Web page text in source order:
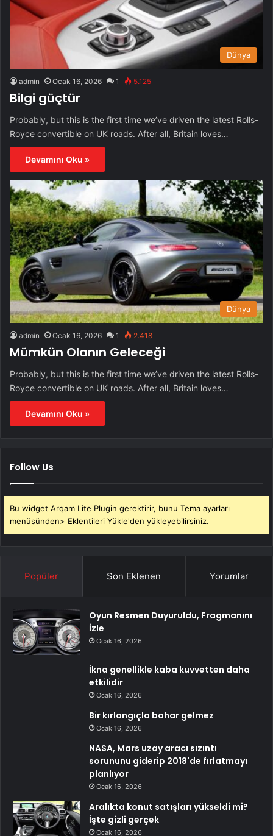
Dünya
admin Ocak 16, 2026 1 5.125
Bilgi güçtür
Probably, but this is the first time we’ve driven the latest Rolls-
Royce convertible on UK roads. After all, Britain loves…
Devamını Oku »
Dünya
admin Ocak 16, 2026 1 2.418
Mümkün Olanın Geleceği
Probably, but this is the first time we’ve driven the latest Rolls-
Royce convertible on UK roads. After all, Britain loves…
Devamını Oku »
Follow Us
Bu widget Arqam Lite Plugin gerektirir, bunu Tema ayarları
menüsünden> Eklentileri Yükle'den yükleyebilirsiniz.
Popüler Son Eklenen Yorumlar
Oyun Resmen Duyuruldu, Fragmanını
İzle
Ocak 16, 2026
İkna genellikle kaba kuvvetten daha
etkilidir
Ocak 16, 2026
Bir kırlangıçla bahar gelmez
Ocak 16, 2026
NASA, Mars uzay aracı sızıntı
sorununu giderip 2018'de fırlatmayı
planlıyor
Ocak 16, 2026
Aralıkta konut satışları yükseldi mi?
İşte gizli gerçek
Ocak 16, 2026